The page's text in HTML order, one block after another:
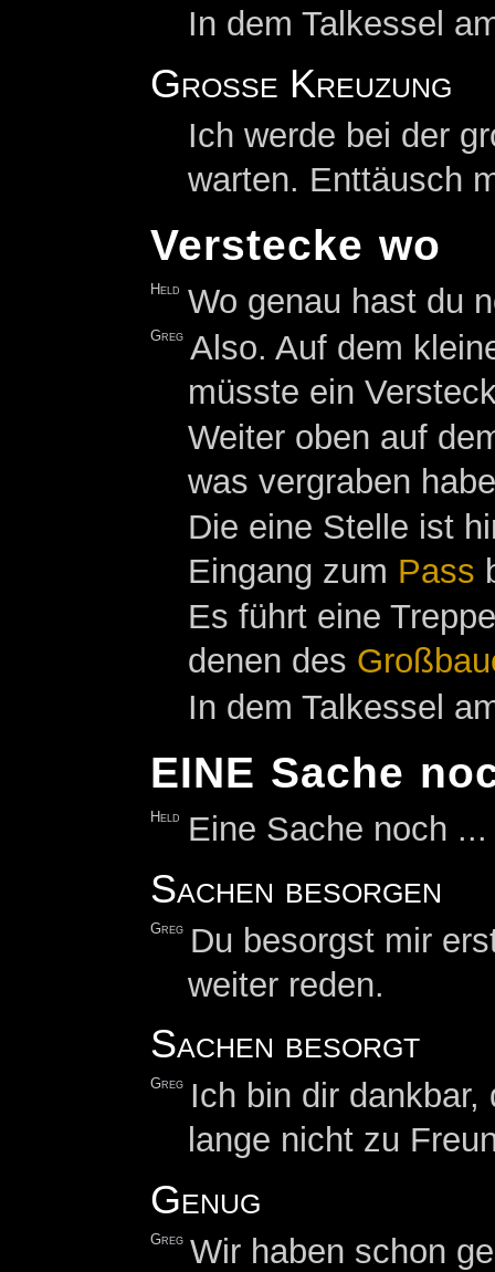
In dem Talkessel
Große Kreuzung
Ich werde bei der
warten. Enttäusch
Verstecke wo
Held Wo genau hast du
Greg Also. Auf dem
müsste ein
Weiter oben auf
was vergraben
Die eine Stelle ist
Eingang zum Pass
Es führt eine
denen des
In dem Talkessel
EINE Sache
Held Eine Sache noch ...
Sachen besorgen
Greg Du besorgst mir
weiter reden.
Sachen besorgt
Greg Ich bin dir
lange nicht zu
Genug
Greg Wir haben schon